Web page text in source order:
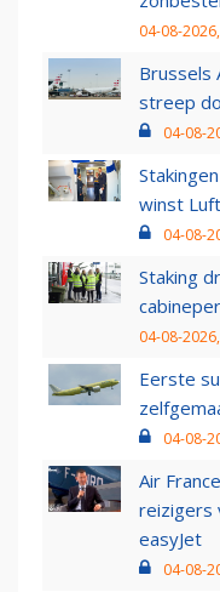
04-08-
Brussels
streep
04-08-
winst
04-08-
Staking
04-08-
Eerste
04-08-
Air
reizigers
easyJet
04-08-